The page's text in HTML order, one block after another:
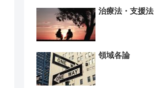
治療法・支援法
領域各論